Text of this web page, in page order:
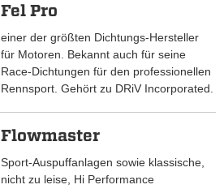
Fel Pro
einer der größten Dichtungs-Hersteller
für Motoren. Bekannt auch für seine
Race-Dichtungen für den professionellen
Rennsport. Gehört zu DRiV Incorporated.
Flowmaster
Sport-Auspuffanlagen sowie klassische,
nicht zu leise, Hi Performance